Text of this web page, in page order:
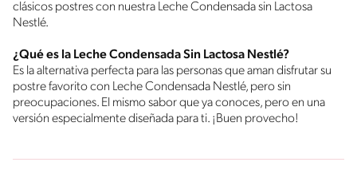
clásicos postres con nuestra Leche Condensada sin Lactosa
Nestlé.
¿Qué es la Leche Condensada Sin Lactosa Nestlé?
Es la alternativa perfecta para las personas que aman disfrutar su
postre favorito con Leche Condensada Nestlé, pero sin
preocupaciones. El mismo sabor que ya conoces, pero en una
versión especialmente diseñada para ti. ¡Buen provecho!